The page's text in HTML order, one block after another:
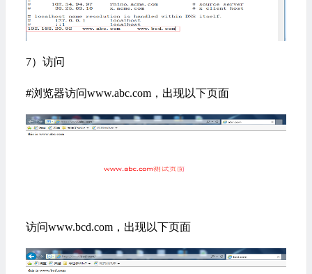
7）访问
#浏览器访问www.abc.com，出现以下页面
访问www.bcd.com，出现以下页面